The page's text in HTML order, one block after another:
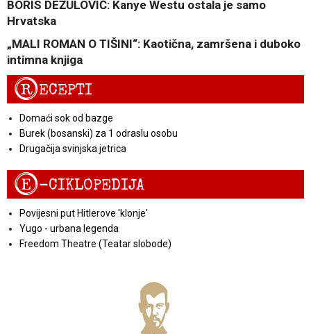
BORIS DEŽULOVIĆ: Kanye Westu ostala je samo
Hrvatska
„MALI ROMAN O TIŠINI“: Kaotična, zamršena i duboko
intimna knjiga
RECEPTI
Domaći sok od bazge
Burek (bosanski) za 1 odraslu osobu
Drugačija svinjska jetrica
E-CIKLOPEDIJA
Povijesni put Hitlerove 'klonje'
Yugo - urbana legenda
Freedom Theatre (Teatar slobode)